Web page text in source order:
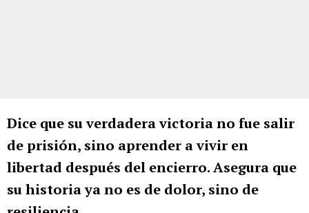
Dice que su verdadera victoria no fue salir
de prisión, sino aprender a vivir en
libertad después del encierro. Asegura que
su historia ya no es de dolor, sino de